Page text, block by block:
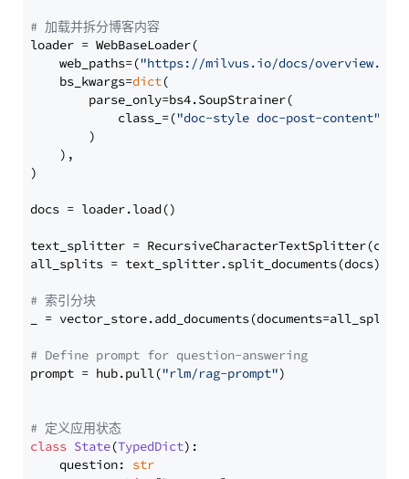
# 加载并拆分博客内容
loader = WebBaseLoader(
    web_paths=(
"https://milvus.io/docs/overview.md"
    bs_kwargs=
dict(
        parse_only=bs4.SoupStrainer(
            class_=(
"doc-style doc-post-content"
        )
    ),
)
docs = loader.load()
text_splitter =
all_splits = text_splitter.split_documents(docs)
# 索引分块
_ = vector_store.add_documents(documents=all_splits)
# Define prompt for question-answering
prompt = hub.pull("rlm/rag-prompt")
# 定义应用状态
class State(TypedDict):
    question:
str